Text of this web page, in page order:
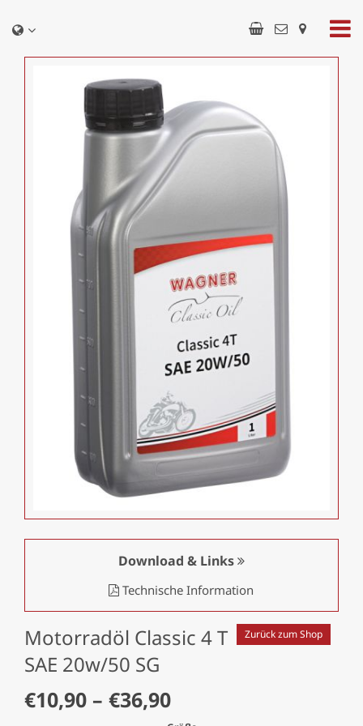
Download & Links
Technische Information
Zurück zum Shop
Motorradöl Classic 4 T
SAE 20w/50 SG
€10,90 – €36,90Preisspanne: